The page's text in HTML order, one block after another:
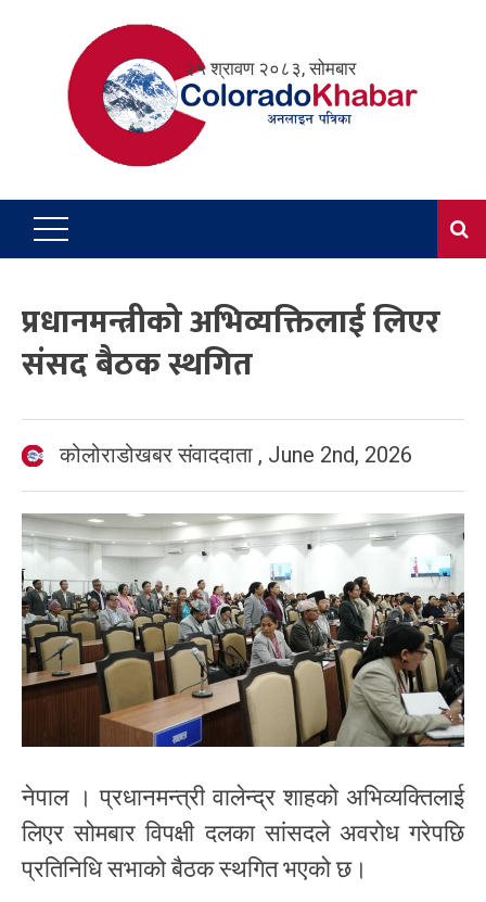
२५ श्रावण २०८३, सोमबार
प्रधानमन्त्रीको अभिव्यक्तिलाई लिएर
संसद बैठक स्थगित
कोलोराडोखबर संवाददाता , June 2nd, 2026
नेपाल । प्रधानमन्त्री वालेन्द्र शाहको अभिव्यक्तिलाई
लिएर सोमबार विपक्षी दलका सांसदले अवरोध गरेपछि
प्रतिनिधि सभाको बैठक स्थगित भएको छ।